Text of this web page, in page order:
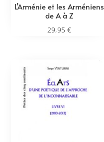
L’Arménie et les Arméniens
de A à Z
29,95€